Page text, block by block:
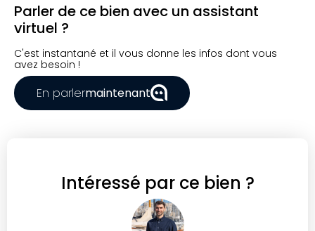
Parler de ce bien avec un assistant
virtuel ?
C'est instantané et il vous donne les infos dont vous
avez besoin !
En parlermaintenant
Intéressé par ce bien ?